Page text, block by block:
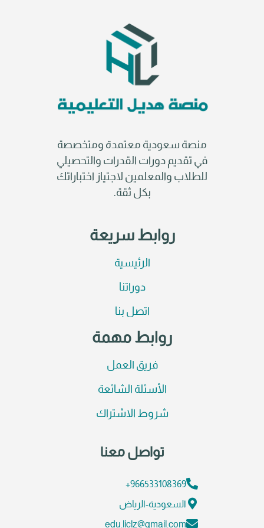
منصة سعودية معتمدة ومتخصصة
في تقديم دورات القدرات والتحصيلي
للطلاب والمعلمين لاجتياز اختباراتك
بكل ثقة.
روابط سريعة
الرئيسية
دوراتنا
اتصل بنا
روابط مهمة
فريق العمل
الأسئلة الشائعة
شروط الاشتراك
تواصل معنا
966533108369+
السعودية-الرياض
edu.liclz@gmail.com